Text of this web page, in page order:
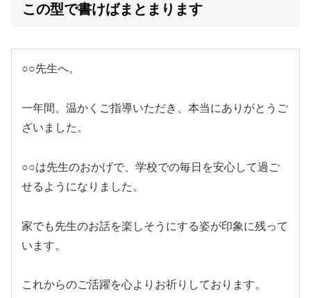
この型で書けばまとまります
○○先生へ。
一年間、温かくご指導いただき、本当にありがとうご
ざいました。
○○は先生のおかげで、学校での毎日を安心して過ご
せるようになりました。
家でも先生のお話を楽しそうにする姿が印象に残って
います。
これからのご活躍を心よりお祈りしております。